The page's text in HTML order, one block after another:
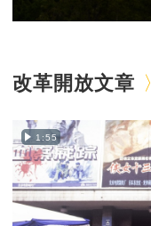
改革開放文章
1:55